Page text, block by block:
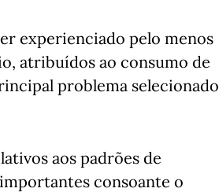
experienciado pelo menos
atribuídos ao consumo de
problema selecionado
aos padrões de
consoante o